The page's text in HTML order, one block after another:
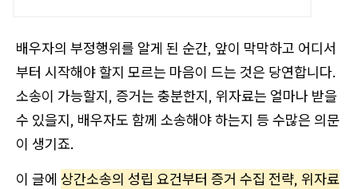
배우자의 부정행위를 알게 된 순간, 앞이 막막하고 어디서
부터 시작해야 할지 모르는 마음이 드는 것은 당연합니다.
소송이 가능할지, 증거는 충분한지, 위자료는 얼마나 받을
수 있을지, 배우자도 함께 소송해야 하는지 등 수많은 의문
이 생기죠.
이 글에 상간소송의 성립 요건부터 증거 수집 전략, 위자료